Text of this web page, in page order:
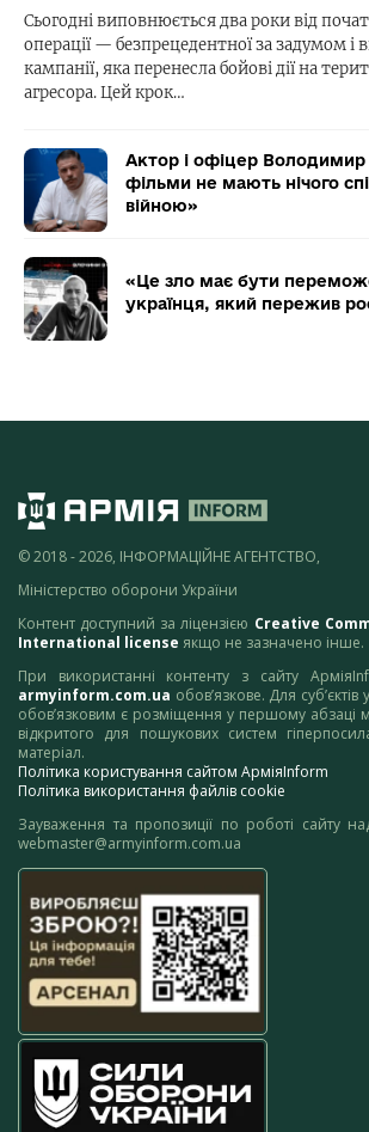
Сьогодні виповнюється два роки від
операції — безпрецедентної за задумом і
кампанії, яка перенесла бойові дії на
агресора. Цей крок…
Актор і офіцер
фільми не мають нічого
війною»
«Це зло має бути
українця, який пережив
© 2018 - 2026, ІНФОРМАЦІЙНЕ АГЕНТСТВО,
Міністерство оборони України
Контент доступний за ліцензією Creative
International license якщо не зазначено інше.
При використанні контенту з сайту
armyinform.com.ua обов’язкове. Для
обов’язковим є розміщення у першому абзаці
відкритого для пошукових систем
матеріал.
Політика користування сайтом АрміяInform
Політика використання файлів cookie
Зауваження та пропозиції по роботі сайту
webmaster@armyinform.com.ua